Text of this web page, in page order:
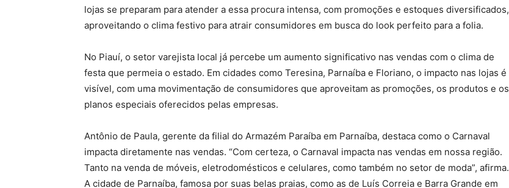
lojas se preparam para atender a essa procura intensa, com promoções e estoques diversificados,
aproveitando o clima festivo para atrair consumidores em busca do look perfeito para a folia.
No Piauí, o setor varejista local já percebe um aumento significativo nas vendas com o clima de
festa que permeia o estado. Em cidades como Teresina, Parnaíba e Floriano, o impacto nas lojas é
visível, com uma movimentação de consumidores que aproveitam as promoções, os produtos e os
planos especiais oferecidos pelas empresas.
Antônio de Paula, gerente da filial do Armazém Paraíba em Parnaíba, destaca como o Carnaval
impacta diretamente nas vendas. “Com certeza, o Carnaval impacta nas vendas em nossa região.
Tanto na venda de móveis, eletrodomésticos e celulares, como também no setor de moda”, afirma.
A cidade de Parnaíba, famosa por suas belas praias, como as de Luís Correia e Barra Grande em